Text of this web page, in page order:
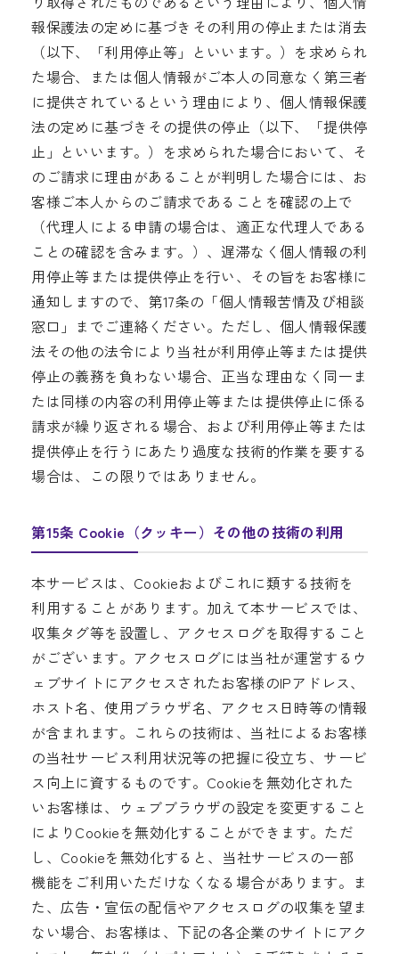
報保護法の定めに基づきその利用の停止または消去
（以下、「利用停止等」といいます。）を求められ
た場合、または個人情報がご本人の同意なく第三者
に提供されているという理由により、個人情報保護
法の定めに基づきその提供の停止（以下、「提供停
止」といいます。）を求められた場合において、そ
のご請求に理由があることが判明した場合には、お
客様ご本人からのご請求であることを確認の上で
（代理人による申請の場合は、適正な代理人である
ことの確認を含みます。）、遅滞なく個人情報の利
用停止等または提供停止を行い、その旨をお客様に
通知しますので、第17条の「個人情報苦情及び相談
窓口」までご連絡ください。ただし、個人情報保護
法その他の法令により当社が利用停止等または提供
停止の義務を負わない場合、正当な理由なく同一ま
たは同様の内容の利用停止等または提供停止に係る
請求が繰り返される場合、および利用停止等または
提供停止を行うにあたり過度な技術的作業を要する
場合は、この限りではありません。
第15条 Cookie（クッキー）その他の技術の利用
本サービスは、Cookieおよびこれに類する技術を
利用することがあります。加えて本サービスでは、
収集タグ等を設置し、アクセスログを取得すること
がございます。アクセスログには当社が運営するウ
ェブサイトにアクセスされたお客様のIPアドレス、
ホスト名、使用ブラウザ名、アクセス日時等の情報
が含まれます。これらの技術は、当社によるお客様
の当社サービス利用状況等の把握に役立ち、サービ
ス向上に資するものです。Cookieを無効化された
いお客様は、ウェブブラウザの設定を変更すること
によりCookieを無効化することができます。ただ
し、Cookieを無効化すると、当社サービスの一部
機能をご利用いただけなくなる場合があります。ま
た、広告・宣伝の配信やアクセスログの収集を望ま
ない場合、お客様は、下記の各企業のサイトにアク